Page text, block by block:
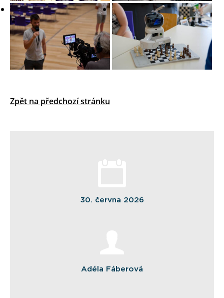
Zpět na předchozí stránku
30. června 2026
Adéla Fáberová